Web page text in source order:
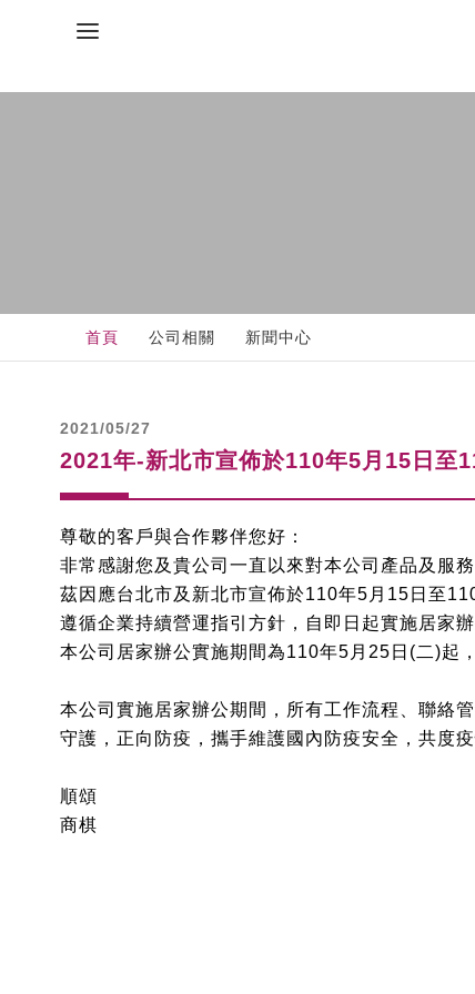
home
首頁 navigate_next
公司相關 navigate_next
新聞中心
2021/05/27
2021年-新北市宣佈於110年5月15日至
尊敬的客戶與合作夥伴您好：
非常感謝您及貴公司一直以來對本公司產品及服
茲因應台北市及新北市宣佈於110年5 月 15 日至
遵循企業持續營運指引方針，自即日起實施居家辦
本公司居家辦公實施期間為110年5 月 25 日 (二)起
本公司實施居家辦公期間，所有工作流程、聯絡
守護，正向防疫，攜手維護國內防疫安全，共度疫
順頌
商棋